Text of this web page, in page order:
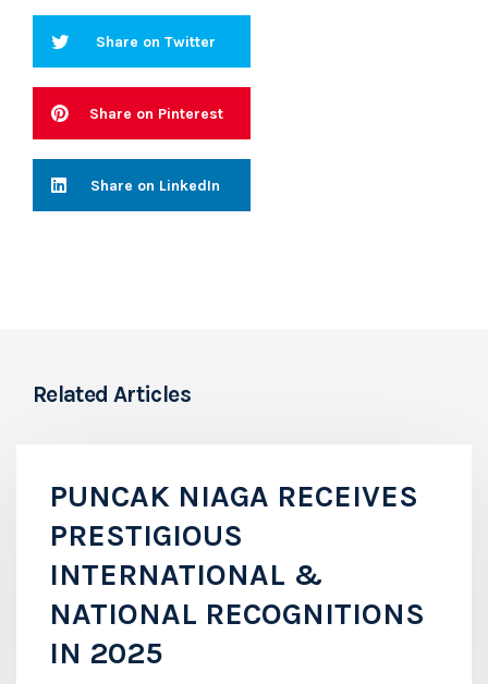
Share on Twitter
Share on Pinterest
Share on LinkedIn
Related Articles
PUNCAK NIAGA RECEIVES
PRESTIGIOUS
INTERNATIONAL &
NATIONAL RECOGNITIONS
IN 2025